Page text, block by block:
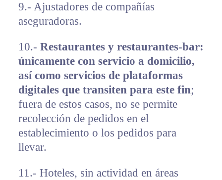
9.- Ajustadores de compañías
aseguradoras.
10.- Restaurantes y restaurantes-bar:
únicamente con servicio a domicilio,
así como servicios de plataformas
digitales que transiten para este fin;
fuera de estos casos, no se permite
recolección de pedidos en el
establecimiento o los pedidos para
llevar.
11.- Hoteles, sin actividad en áreas